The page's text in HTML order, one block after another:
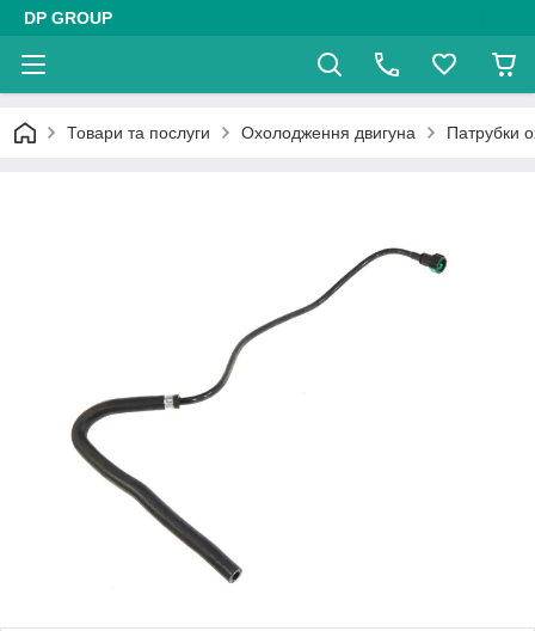
DP GROUP
Товари та послуги Охолодження двигуна Патрубки